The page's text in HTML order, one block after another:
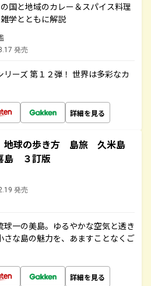
国と地域のカレー＆スパイス料理
学とともに解説
発売
ーズ 第１２弾！ 世界は多彩なカ
詳細を見る
球の歩き方 島旅 久米島
島 ３訂版
発売
一の美島。ゆるやかな空気と透き
さな島の魅力を、あますことなくご
詳細を見る